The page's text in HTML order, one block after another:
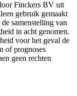
Finckers BV uit
gebruik gemaakt
samenstelling van
in acht genomen.
voor het geval de
of prognoses
geen rechten